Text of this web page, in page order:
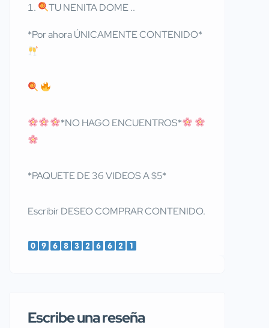
TU NENITA DOME ..
*Por ahora ÚNICAMENTE CONTENIDO*
*NO HAGO ENCUENTROS*
*PAQUETE DE 36 VIDEOS A $5*
Escribir DESEO COMPRAR CONTENIDO.
Escribe una reseña